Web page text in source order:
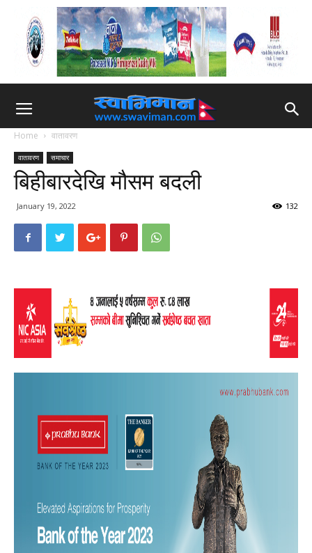
Home वातावरण
वातावरण समाचार
बिहीबारदेखि मौसम बदली
January 19, 2022 132